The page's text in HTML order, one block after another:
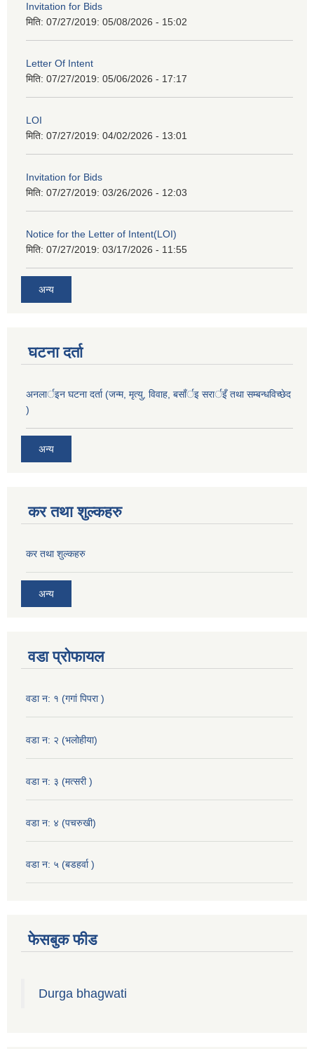
Invitation for Bids
मिति: 07/27/2019: 05/08/2026 - 15:02
Letter Of Intent
मिति: 07/27/2019: 05/06/2026 - 17:17
LOI
मिति: 07/27/2019: 04/02/2026 - 13:01
Invitation for Bids
मिति: 07/27/2019: 03/26/2026 - 12:03
Notice for the Letter of Intent(LOI)
मिति: 07/27/2019: 03/17/2026 - 11:55
अन्य
घटना दर्ता
अनलार्इन घटना दर्ता (जन्म, मृत्यु, विवाह, बसाँर्इ सरार्इँ तथा सम्बन्धविच्छेद
)
अन्य
कर तथा शुल्कहरु
कर तथा शुल्कहरु
अन्य
वडा प्रोफायल
वडा न: १ (गगां पिपरा )
वडा न: २ (भलोहीया)
वडा न: ३ (मत्सरी )
वडा न: ४ (पचरुखी)
वडा न: ५ (बडहर्वा )
फेसबुक फीड
Durga bhagwati